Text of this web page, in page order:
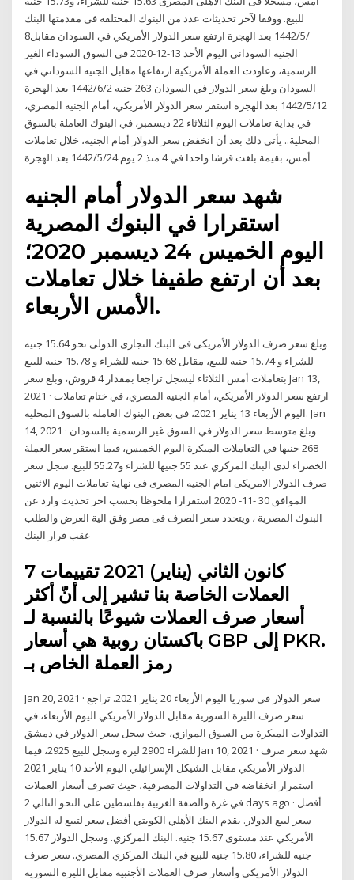
للبيع. ووفقا لآخر تحديثات عدد من البنوك المختلفة فى مقدمتها البنك
8‏‏/5‏‏/1442 بعد الهجرة ارتفع سعر الدولار الأمريكي في السودان مقابل
الجنيه السوداني اليوم الأحد 13-12-2020 في السوق السوداء الغير
الرسمية، وعاودت العملة الأمريكية ارتفاعها مقابل الجنيه السوداني في
السودان وبلغ سعر الدولار في السودان 263 جنيه 2‏‏/6‏‏/1442 بعد الهجرة
12‏‏/5‏‏/1442 بعد الهجرة استقر سعر الدولار الأمريكي، أمام الجنيه المصري،
في بداية تعاملات اليوم الثلاثاء 22 ديسمبر، في البنوك العاملة بالسوق
المحلية.. يأتي ذلك بعد أن انخفض سعر الدولار أمام الجنيه، خلال تعاملات
أمس، بقيمة بلغت قرشا واحدا في 4 منذ 2 يوم 24‏‏/5‏‏/1442 بعد الهجرة
شهد سعر الدولار أمام الجنيه
استقرارا في البنوك المصرية
اليوم الخميس 24 ديسمبر 2020؛
بعد أن ارتفع طفيفا خلال تعاملات
الأمس الأربعاء.
وبلغ سعر صرف الدولار الأمريكى فى البنك التجارى الدولى نحو 15.64 جنيه
للشراء و 15.74 جنيه للبيع، مقابل 15.68 جنيه للشراء و 15.78 جنيه للبيع
بتعاملات أمس الثلاثاء ليسجل تراجعا بمقدار 4 قروش، وبلغ سعر Jan 13,
2021 · ارتفع سعر الدولار الأمريكي، أمام الجنيه المصري، في ختام تعاملات
اليوم الأربعاء 13 يناير 2021، في بعض البنوك العاملة بالسوق المحلية. Jan
14, 2021 · وبلغ متوسط سعر الدولار في السوق غير الرسمية بالسودان
268 جنيها في التعاملات المبكرة اليوم الخميس، فيما استقر سعر العملة
الخضراء لدى البنك المركزي عند 55 جنيها للشراء و55.27 للبيع. سجل سعر
صرف الدولار الامريكى امام الجنيه المصرى فى نهاية تعاملات اليوم الاثنين
الموافق 30 -11- 2020 استقرارا ملحوظا بحسب اخر تحديث وارد عن
البنوك المصرية ، ويتحدد سعر الصرف فى مصر وفق الية العرض والطلب
عقب قرار البنك
7 كانون الثاني (يناير) 2021 تقييمات
العملات الخاصة بنا تشير إلى أنّ أكثر
أسعار صرف العملات شيوعًا بالنسبة لـ
باكستان روبية هي أسعار GBP إلى PKR.
Jan 20, 2021 · سعر الدولار في سوريا اليوم الأربعاء 20 يناير 2021. تراجع
سعر صرف الليرة السورية مقابل الدولار الأمريكي اليوم الأربعاء، في
التداولات المبكرة من السوق الموازي، حيث سجل سعر الدولار في دمشق
للشراء 2900 ليرة وسجل للبيع 2925، فيما Jan 10, 2021 · شهد سعر صرف
الدولار الأمريكي مقابل الشيكل الإسرائيلي اليوم الأحد 10 يناير 2021
استمرار انخفاضه في التداولات المصرفية، حيث تصرف أسعار العملات
في غزة والضفة الغربية بفلسطين على النحو التالي 2 days ago · أفضل
سعر لبيع الدولار. يقدم البنك الأهلي الكويتي أفضل سعر لتبيع له الدولار
الأمريكي عند مستوى 15.67 جنيه. البنك المركزي. وسجل الدولار 15.67
جنيه للشراء، 15.80 جنيه للبيع في البنك المركزي المصري. سعر صرف
الدولار الأمريكي وأسعار صرف العملات الأجنبية مقابل الليرة السورية